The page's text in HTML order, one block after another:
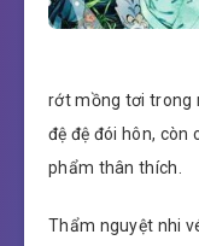
rớt mồng tơi trong
đệ đệ đói hôn, còn
phẩm thân thích.
Thẩm nguyệt nhi